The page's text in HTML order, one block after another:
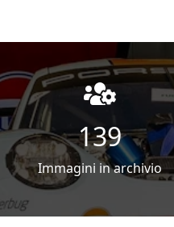
140
Immagini in archivio